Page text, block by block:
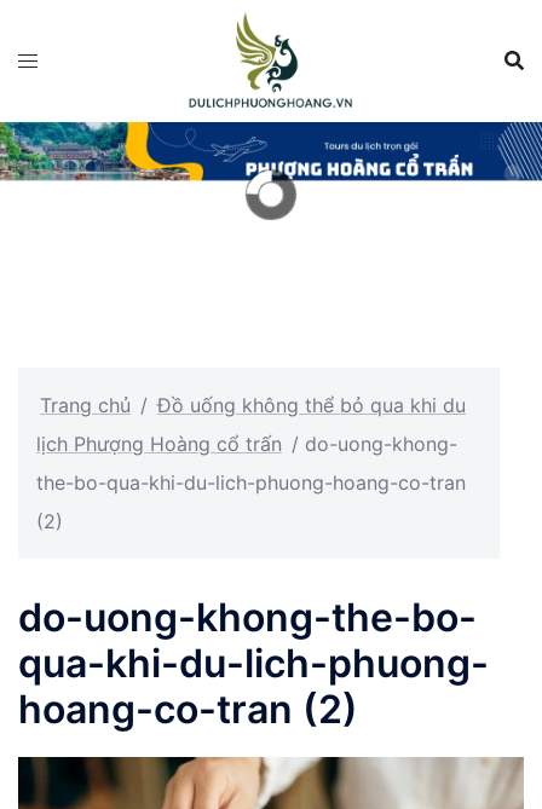
đến
dung
Trang chủ / Đồ uống không thể bỏ qua khi du
lịch Phượng Hoàng cổ trấn / do-uong-khong-
the-bo-qua-khi-du-lich-phuong-hoang-co-tran
(2)
do-uong-khong-the-bo-
qua-khi-du-lich-phuong-
hoang-co-tran (2)